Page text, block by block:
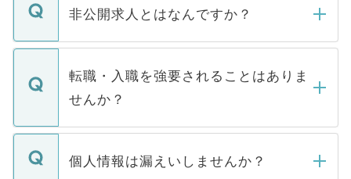
登録内容を確認し、その後メールもしくは
ます。通常、5営業日以内にはご連絡をせて
いただきますので、しばらくお待ちくださ
非公開求人とはなんですか？
マイナビDOCTORで取り扱っている求人の
うち約3割は、Webサイトからご覧いただ
けない「非公開求人」です。非公開求人は
下記の理由によって、一般には公開してい
ません。
■応募殺到を避けるため 人気のある医療機
転職・入職を強要されることはありま
せんか？
転職・入職を強要することは一切ありませ
ん。また、仮に応募先から内定をいただい
個人情報は漏えいしませんか？